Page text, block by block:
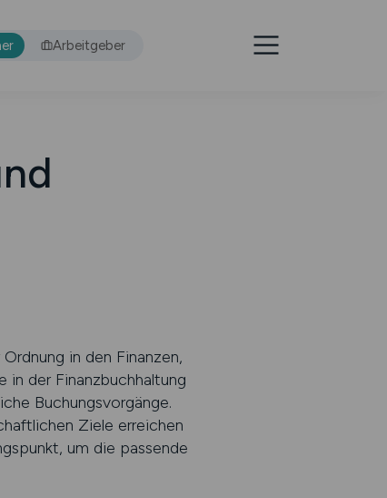
Arbeitgeber
in den Finanzen,
der Finanzbuchhaltung
Buchungsvorgänge.
Ziele erreichen
um die passende